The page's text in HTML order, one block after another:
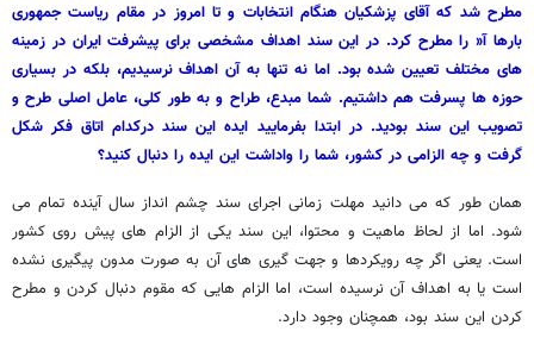
مطرح شد که آقای پزشکیان هنگام انتخابات و تا امروز در مقام ریاست جمهوری
بارها آ« را مطرح کرد. در این سند اهداف مشخصی برای پیشرفت ایران در زمینه
های مختلف تعیین شده بود. اما نه تنها به آن اهداف نرسیدیم، بلکه در بسیاری
حوزه ها پسرفت هم داشتیم. شما مبدع، طراح و به طور کلی، عامل اصلی طرح و
تصویب این سند بودید. در ابتدا بفرمایید ایده این سند درکدام اتاق فکر شکل
گرفت و چه الزامی در کشور، شما را واداشت این ایده را دنبال کنید؟
همان طور که می دانید مهلت زمانی اجرای سند چشم انداز سال آینده تمام می
شود. اما از لحاظ ماهیت و محتوا، این سند یکی از الزام های پیش روی کشور
است. یعنی اگر چه رویکردها و جهت گیری های آن به صورت مدون پیگیری نشده
است یا به اهداف آن نرسیده است، اما الزام هایی که مقوم دنبال کردن و مطرح
کردن این سند بود، همچنان وجود دارد.